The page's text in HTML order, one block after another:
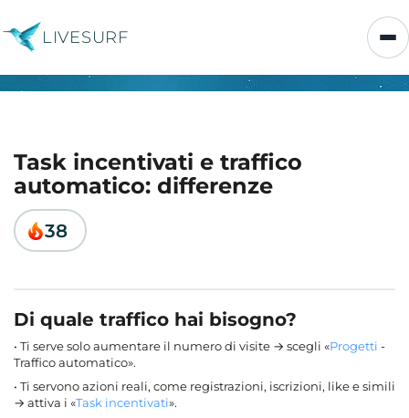
LIVESURF
Task incentivati e traffico
automatico: differenze
38
Di quale traffico hai bisogno?
• Ti serve solo aumentare il numero di visite → scegli «Progetti -
Traffico automatico».
• Ti servono azioni reali, come registrazioni, iscrizioni, like e simili
→ attiva i «Task incentivati».